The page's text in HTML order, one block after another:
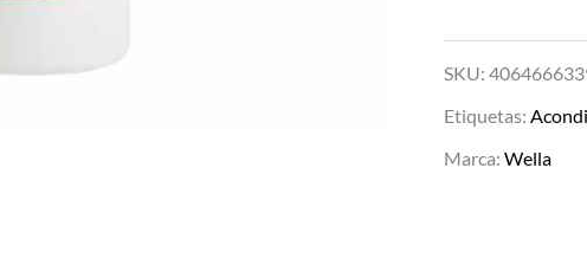
SKU:
Etiquetas:
Marca: Wella